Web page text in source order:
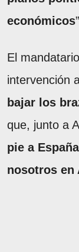
económicos
El
intervención
bajar los
que, junto a
pie a
nosotros en